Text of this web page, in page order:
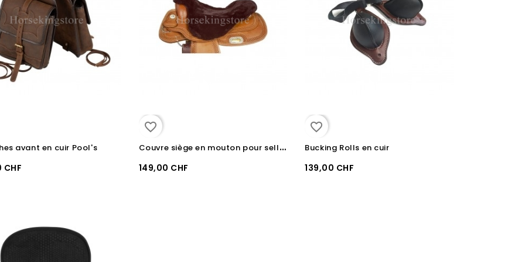
avant en cuir Pool's
CHF
favorite_border
C
ouvre siège en mouton pour selle western
149,00 CHF
favorite_border
Bucking Rolls en cuir
139,00 CHF